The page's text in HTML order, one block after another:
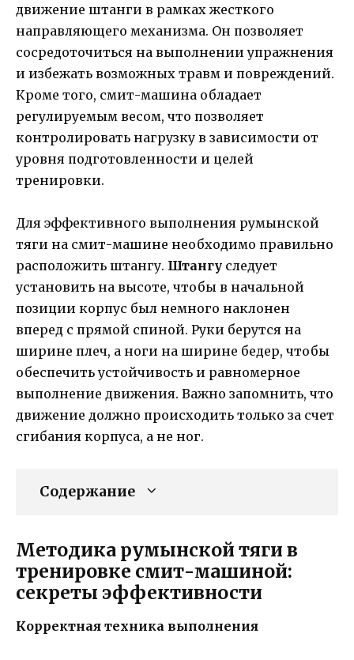
движение штанги в рамках жесткого
направляющего механизма. Он позволяет
сосредоточиться на выполнении упражнения
и избежать возможных травм и повреждений.
Кроме того, смит-машина обладает
регулируемым весом, что позволяет
контролировать нагрузку в зависимости от
уровня подготовленности и целей
тренировки.
Для эффективного выполнения румынской
тяги на смит-машине необходимо правильно
расположить штангу. Штангу следует
установить на высоте, чтобы в начальной
позиции корпус был немного наклонен
вперед с прямой спиной. Руки берутся на
ширине плеч, а ноги на ширине бедер, чтобы
обеспечить устойчивость и равномерное
выполнение движения. Важно запомнить, что
движение должно происходить только за счет
сгибания корпуса, а не ног.
Содержание
Методика румынской тяги в
тренировке смит-машиной:
секреты эффективности
Корректная техника выполнения